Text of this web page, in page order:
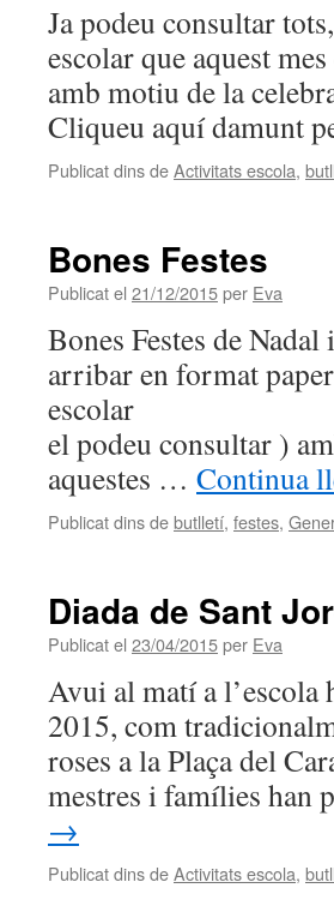
Ja podeu consultar
escolar que aquest
amb motiu de la
Cliqueu aquí damunt
Publicat dins deActivitats escola,
Bones Festes
Publicat el 21/12/2015per Eva
Bones Festes de
arribar en format
escolar (
el podeu consultar )
aquestes … Continua
Publicat dins debutlletí, festes,
Diada de Sant
Publicat el 23/04/2015per Eva
Avui al matí a l’escola
2015, com
roses a la Plaça del
mestres i famílies
→
Publicat dins deActivitats escola,